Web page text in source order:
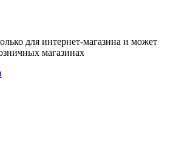
для интернет-магазина и может
магазинах